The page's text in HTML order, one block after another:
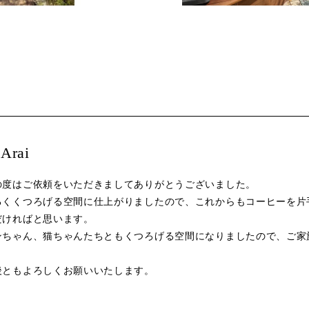
はご依頼をいただきましてありがとうございました。
くつろげる空間に仕上がりましたので、これからもコーヒーを
ればと思います。
ゃん、猫ちゃんたちともくつろげる空間になりましたので、ご
もよろしくお願いいたします。